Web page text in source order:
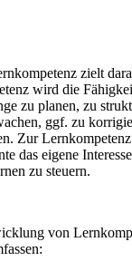
zielt
wird die
zu planen, zu
ggf. zu
Zur
das eigene
zu steuern.
von